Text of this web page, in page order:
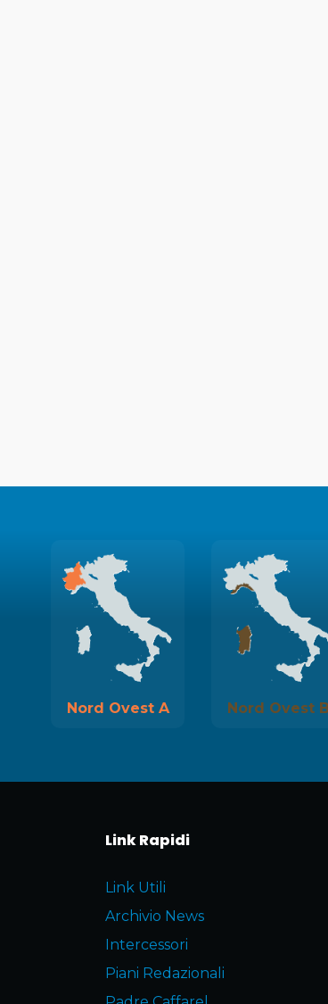
Nord Ovest A Nord Ovest B
Link Rapidi
Link Utili
Archivio News
Intercessori
Piani Redazionali